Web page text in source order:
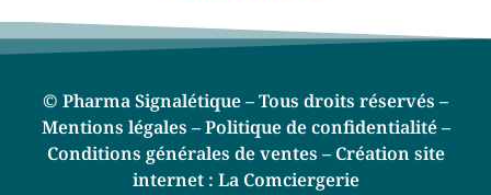
© Pharma Signalétique – Tous droits réservés –
Mentions légales – Politique de confidentialité –
Conditions générales de ventes –Création site
internet : La Comciergerie